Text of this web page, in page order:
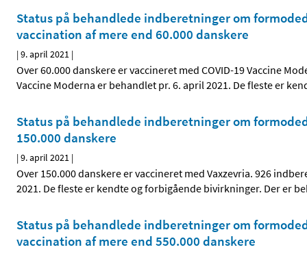
Status på behandlede indberetninger om
vaccination af mere end 60.000 danskere
|9. april 2021 |
Over 60.000 danskere er vaccineret med COVID-19 Vaccine
Vaccine Moderna er behandlet pr. 6. april 2021. De fleste er
Status på behandlede indberetninger om
150.000 danskere
|9. april 2021 |
Over 150.000 danskere er vaccineret med Vaxzevria. 926
2021. De fleste er kendte og forbigående bivirkninger. Der
Status på behandlede indberetninger om
vaccination af mere end 550.000 danskere